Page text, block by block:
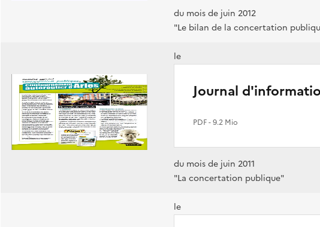
du mois de juin 2012
"Le bilan de la concertation
le
Journal
PDF- 9.2 Mio
du mois de juin 2011
"La concertation publique"
le